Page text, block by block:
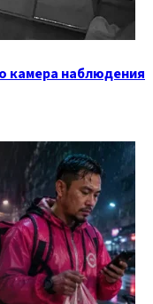
камера наблюдения